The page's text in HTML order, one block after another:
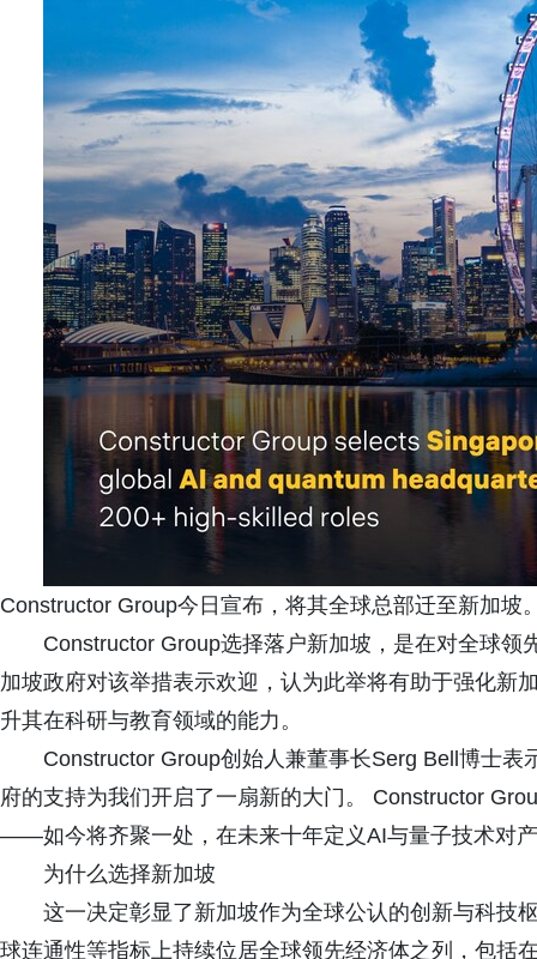
Constructor Group今日宣布，将其全球总部迁至新加坡
Constructor Group选择落户新加坡，是在对全球
加坡政府对该举措表示欢迎，认为此举将有助于强化新
升其在科研与教育领域的能力。
Constructor Group创始人兼董事长Serg Bell博士
府的支持为我们开启了一扇新的大门。 Constructor
——如今将齐聚一处，在未来十年定义AI与量子技术对
为什么选择新加坡
这一决定彰显了新加坡作为全球公认的创新与科技
球连通性等指标上持续位居全球领先经济体之列，包括